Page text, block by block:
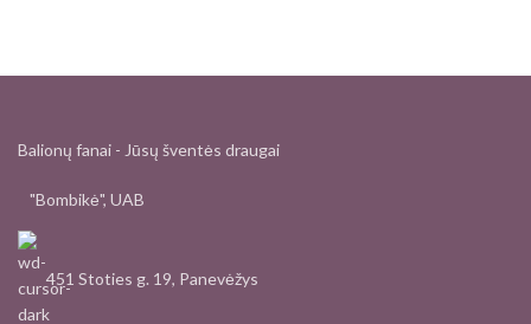
Balionų fanai - Jūsų šventės draugai
"Bombikė", UAB
451 Stoties g. 19, Panevėžys